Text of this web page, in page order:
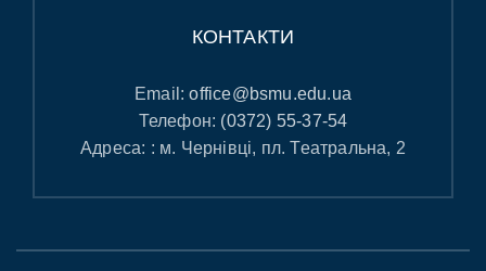
КОНТАКТИ
Email:office@bsmu.edu.ua
Телефон: (0372) 55-37-54
Адреса: : м. Чернівці, пл. Театральна, 2